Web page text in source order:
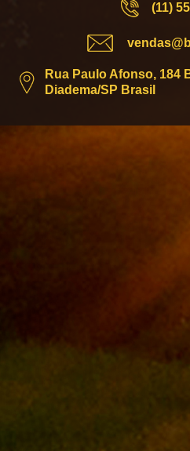
(11)
Rua Paulo Afonso, 184
Diadema/SP Brasil